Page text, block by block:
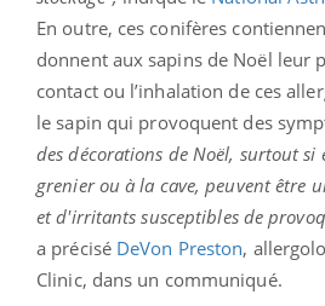
En outre, ces conifères
donnent aux sapins de Noël leur
contact ou l’inhalation de ces
le sapin qui provoquent des
des décorations de Noël, surtout si
grenier ou à la cave, peuvent être
et d'irritants susceptibles de
a précisé DeVon Preston,
Clinic, dans un communiqué.